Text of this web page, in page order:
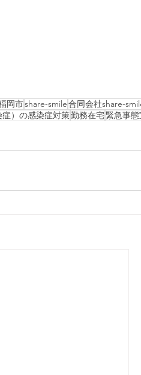
岡市share-smile合同会社share-
）の感染症対策勤務在宅緊急事